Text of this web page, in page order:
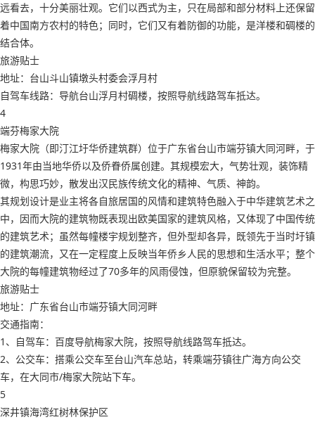
远看去，十分美丽壮观。它们以西式为主，只在局部和部分材料上还保留
着中国南方农村的特色；同时，它们又有着防御的功能，是洋楼和碉楼的
结合体。
旅游贴士
地址：台山斗山镇墩头村委会浮月村
自驾车线路：导航台山浮月村碉楼，按照导航线路驾车抵达。
4
端芬梅家大院
梅家大院（即汀江圩华侨建筑群）位于广东省台山市端芬镇大同河畔，于
1931年由当地华侨以及侨眷侨属创建。其规模宏大，气势壮观，装饰精
微，构思巧妙，散发出汉民族传统文化的精神、气质、神韵。
其规划设计是业主将各自旅居国的风情和建筑特色融入于中华建筑艺术之
中，因而大院的建筑物既表现出欧美国家的建筑风格，又体现了中国传统
的建筑艺术；虽然每幢楼宇规划整齐，但外型却各异，既领先于当时圩镇
的建筑潮流，又在一定程度上反映当年侨乡人民的思想和生活水平；整个
大院的每幢建筑物经过了70多年的风雨侵蚀，但原貌保留较为完整。
旅游贴士
地址：广东省台山市端芬镇大同河畔
交通指南：
1、自驾车：百度导航梅家大院，按照导航线路驾车抵达。
2、公交车：搭乘公交车至台山汽车总站，转乘端芬镇往广海方向公交
车，在大同市/梅家大院站下车。
5
深井镇海湾红树林保护区